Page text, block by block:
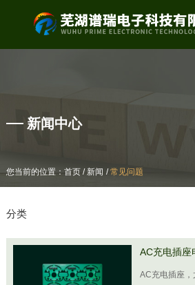
产品中心
您当前的位置：首页 /新闻 /常见问题
新闻中心
您当前的位置：首页 /新闻 /常见问题
分类
AC充电插座
AC充电插座，